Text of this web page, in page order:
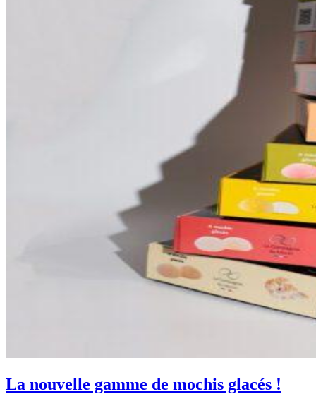
La nouvelle gamme de mochis glacés !